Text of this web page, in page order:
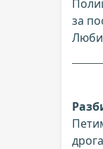
за